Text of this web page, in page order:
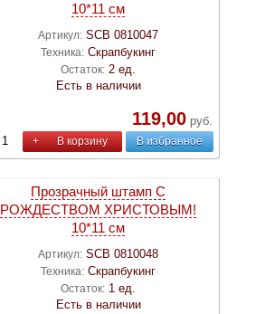
10*11 см
Артикул: SCB 0810047
Техника: Скрапбукинг
Остаток: 2 ед.
Есть в наличии
119,00руб.
+ В корзину В избранное
Прозрачный штамп С
РОЖДЕСТВОМ ХРИСТОВЫМ!
10*11 см
Артикул: SCB 0810048
Техника: Скрапбукинг
Остаток: 1 ед.
Есть в наличии